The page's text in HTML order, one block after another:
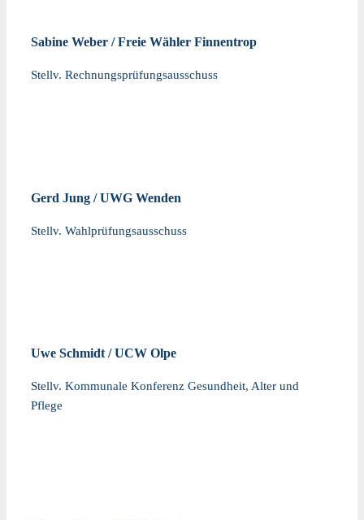
Sabine Weber / Freie Wähler Finnentrop
Stellv. Rechnungsprüfungsausschuss
Gerd Jung / UWG Wenden
Stellv. Wahlprüfungsausschuss
Uwe Schmidt / UCW Olpe
Stellv. Kommunale Konferenz Gesundheit, Alter und
Pflege